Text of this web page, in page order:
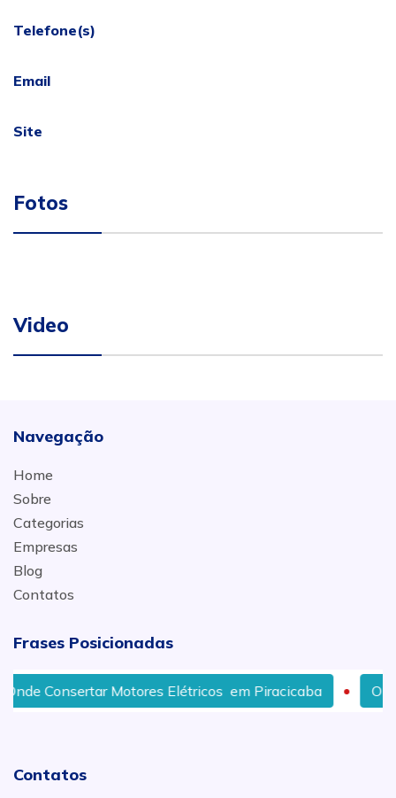
Telefone(s)
Email
Site
Fotos
Video
Navegação
Home
Sobre
Categorias
Empresas
Blog
Contatos
Frases Posicionadas
Consertar Motores Elétricos em Piracicaba
Contatos